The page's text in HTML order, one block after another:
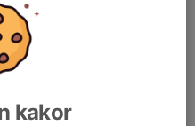
kakor